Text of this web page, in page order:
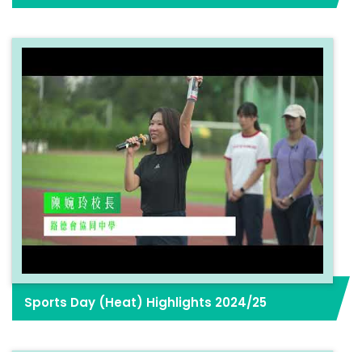
Sports Day (Heat) Highlights 2024/25